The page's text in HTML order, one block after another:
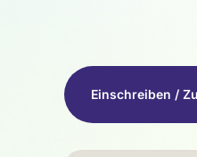
Einschreiben /